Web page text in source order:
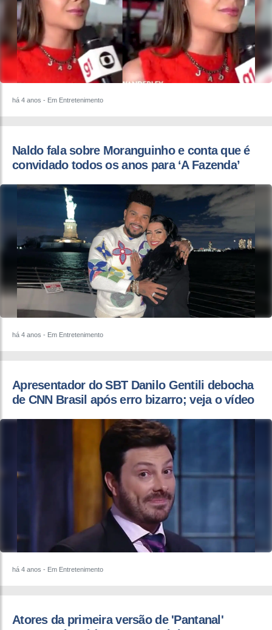
há 4 anos - Em Entretenimento
Naldo fala sobre Moranguinho e conta que é
convidado todos os anos para ‘A Fazenda’
há 4 anos - Em Entretenimento
Apresentador do SBT Danilo Gentili debocha
de CNN Brasil após erro bizarro; veja o vídeo
há 4 anos - Em Entretenimento
Atores da primeira versão de 'Pantanal'